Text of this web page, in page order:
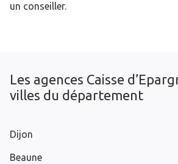
un conseiller.
Les agences Caisse
villes du département
Dijon
Beaune